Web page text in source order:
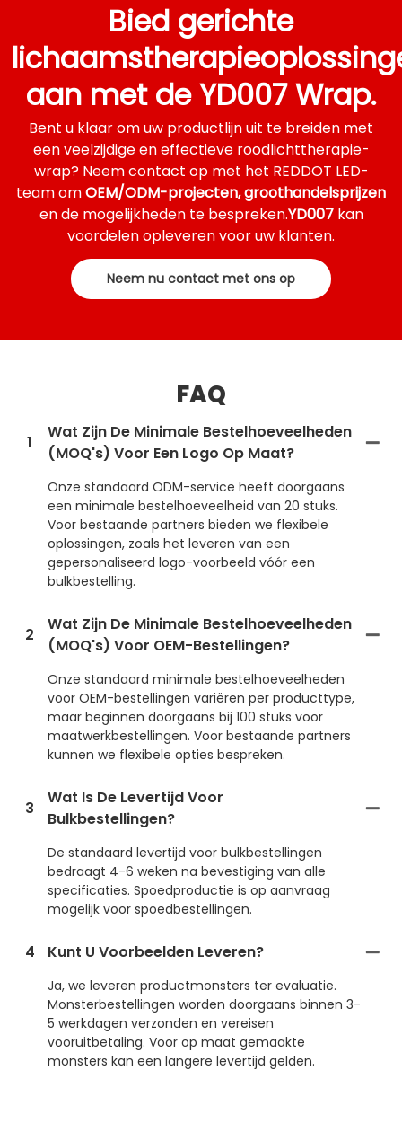
Bied gerichte
aan met de YD007 Wrap.
Bent u klaar om uw productlijn uit te breiden met
een veelzijdige en effectieve roodlichttherapie-
wrap? Neem contact op met het REDDOT LED-
team omOEM/ODM-projecten, groothandelsprijzen
en de mogelijkheden te bespreken.YD007 kan
voordelen opleveren voor uw klanten.
Neem nu contact met ons op
FAQ
1
Wat Zijn De Minimale Bestelhoeveelheden
(MOQ's) Voor Een Logo Op Maat?
Onze standaard ODM-service heeft doorgaans
een minimale bestelhoeveelheid van 20 stuks.
Voor bestaande partners bieden we flexibele
oplossingen, zoals het leveren van een
gepersonaliseerd logo-voorbeeld vóór een
bulkbestelling.
2
Wat Zijn De Minimale Bestelhoeveelheden
(MOQ's) Voor OEM-Bestellingen?
Onze standaard minimale bestelhoeveelheden
voor OEM-bestellingen variëren per producttype,
maar beginnen doorgaans bij 100 stuks voor
maatwerkbestellingen. Voor bestaande partners
kunnen we flexibele opties bespreken.
3
Wat Is De Levertijd Voor
Bulkbestellingen?
De standaard levertijd voor bulkbestellingen
bedraagt ​​4-6 weken na bevestiging van alle
specificaties. Spoedproductie is op aanvraag
mogelijk voor spoedbestellingen.
4 Kunt U Voorbeelden Leveren?
Ja, we leveren productmonsters ter evaluatie.
Monsterbestellingen worden doorgaans binnen 3-
5 werkdagen verzonden en vereisen
vooruitbetaling. Voor op maat gemaakte
monsters kan een langere levertijd gelden.